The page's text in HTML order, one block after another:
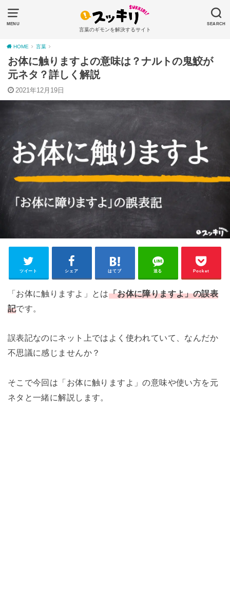
MENU SEARCH
言葉のギモンを解決するサイト
HOME 言葉
お体に触りますよの意味は？ナルトの鬼鮫が
元ネタ？詳しく解説
2021年12月19日
ツイート シェア はてブ 送る Pocket
「お体に触りますよ」とは「お体に障りますよ」の誤表
記です。
誤表記なのにネット上ではよく使われていて、なんだか
不思議に感じませんか？
そこで今回は「お体に触りますよ」の意味や使い方を元
ネタと一緒に解説します。